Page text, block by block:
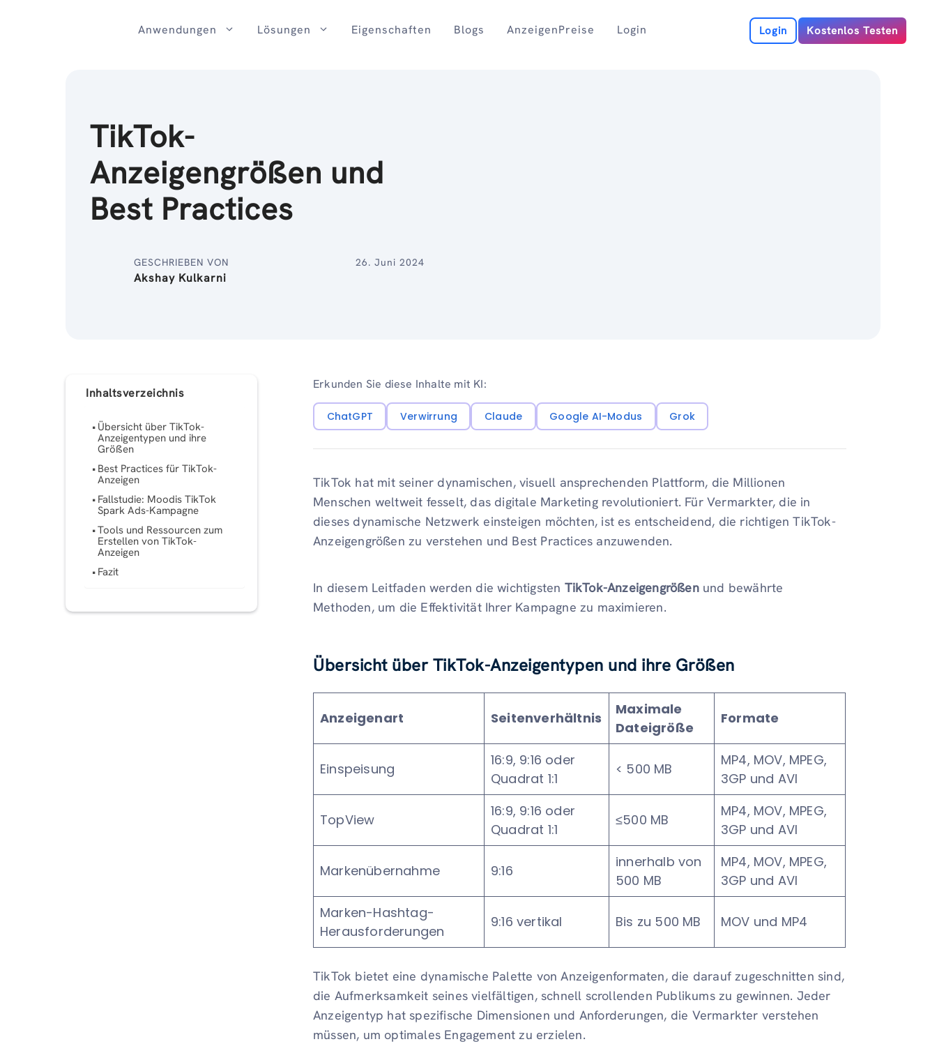
Anwendungen Lösungen Eigenschaften Blogs AnzeigenPreise Login Login Kostenlos Testen
TikTok-
Anzeigengrößen und
Best Practices
GESCHRIEBEN VON
Akshay Kulkarni
26. Juni 2024
Inhaltsverzeichnis
Übersicht über TikTok-
Anzeigentypen und ihre
Größen
Best Practices für TikTok-
Anzeigen
Fallstudie: Moodis TikTok
Spark Ads-Kampagne
Tools und Ressourcen zum
Erstellen von TikTok-
Anzeigen
Fazit
Erkunden Sie diese Inhalte mit KI:
ChatGPT Verwirrung Claude Google AI-Modus Grok
TikTok hat mit seiner dynamischen, visuell ansprechenden Plattform, die Millionen
Menschen weltweit fesselt, das digitale Marketing revolutioniert. Für Vermarkter, die in
dieses dynamische Netzwerk einsteigen möchten, ist es entscheidend, die richtigen TikTok-
Anzeigengrößen zu verstehen und Best Practices anzuwenden.
In diesem Leitfaden werden die wichtigsten TikTok-Anzeigengrößenund bewährte
Methoden, um die Effektivität Ihrer Kampagne zu maximieren.
Übersicht über TikTok-Anzeigentypen und ihre Größen
Anzeigenart Seitenverhältnis
Maximale
Dateigröße
Formate
Einspeisung
16:9, 9:16 oder
Quadrat 1:1
< 500 MB
MP4, MOV, MPEG,
3GP und AVI
TopView
16:9, 9:16 oder
Quadrat 1:1
≤500 MB
MP4, MOV, MPEG,
3GP und AVI
Markenübernahme 9:16
innerhalb von
500 MB
MP4, MOV, MPEG,
3GP und AVI
Marken-Hashtag-
Herausforderungen
9:16 vertikal Bis zu 500 MB MOV und MP4
TikTok bietet eine dynamische Palette von Anzeigenformaten, die darauf zugeschnitten sind,
die Aufmerksamkeit seines vielfältigen, schnell scrollenden Publikums zu gewinnen. Jeder
Anzeigentyp hat spezifische Dimensionen und Anforderungen, die Vermarkter verstehen
müssen, um optimales Engagement zu erzielen.